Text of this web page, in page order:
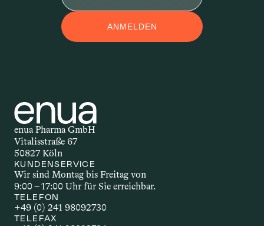
APPLIKATIONSFOR
M
oder Creme: Die Form der Anwendung
beeinflusst, wie schnell und wie stark
der Wirkstoff wirkt. Welche
Applikationsform gewählt wird, hängt
unter anderem vom Wirkstoff selbst,
dem gewünschten Effekt und den
individuellen Bedürfnissen ab.
ANMELDEN
enua Pharma GmbH
Vitalisstraße 67
50827 Köln
KUNDENSERVICE
Wir sind Montag bis Freitag von
9:00 – 17:00 Uhr für Sie erreichbar.
TELEFON
+49 (0) 241 98092730
TELEFAX